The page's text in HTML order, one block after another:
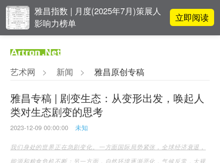
雅昌指数 | 月度(2025年7月)策展人
影响力榜单
立即阅读
破界与归真
对话 | 在开放和自由中确立艺术价
值
吕晓：北京画院两个中心十年 跨学
科带来齐白石研究新突破
艺术网 > 新闻 > 雅昌原创专稿
雅昌专稿 | 剧变生态：从变形出发，唤起人
类对生态剧变的思考
2023-12-09 00:00:00 未知
我们身处的世界正在急剧变化。一方面国际局势紧张，全球经济衰退，
能源和粮食危机不断；另一方面，自然环境逐渐恶化，气候反常，大规